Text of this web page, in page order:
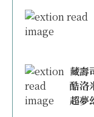
藏壽
酷洛
超夢